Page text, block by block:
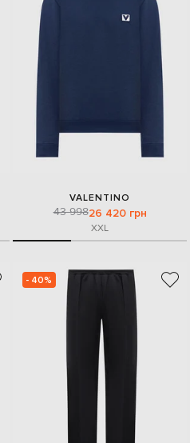
VALENTINO
43 99826 420 грн
XXL
- 40%